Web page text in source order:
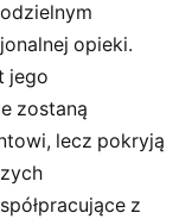
opieki.
jego
zostaną
lecz pokryją
z